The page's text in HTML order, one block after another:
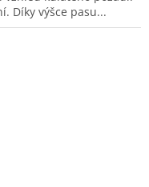
Díky výšce pasu...